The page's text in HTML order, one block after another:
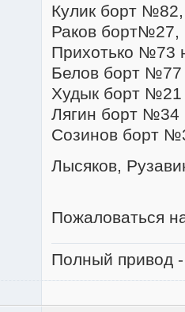
Кулик борт
Раков борт№27,
Прихотько №73
Белов борт №77
Худык борт №21
Лягин борт №34
Созинов борт
Лысяков,
Пожаловаться
Полный привод